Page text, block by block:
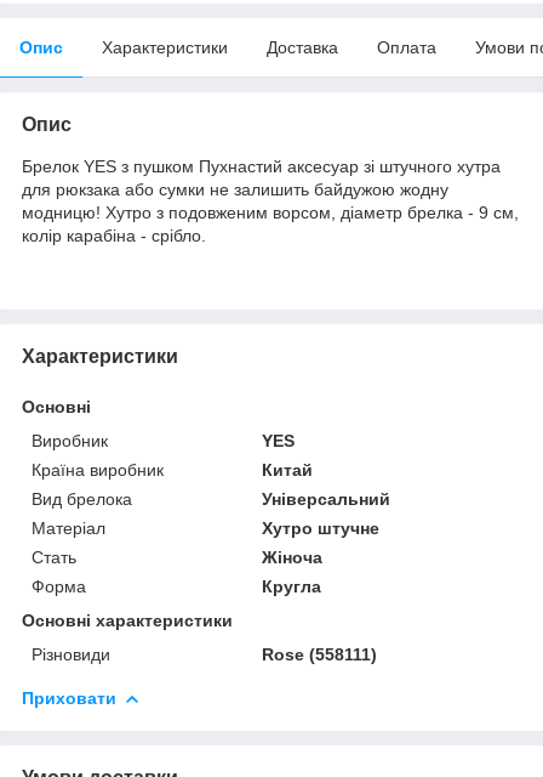
Опис Характеристики Доставка Оплата Умови
Опис
Брелок YES з пушком Пухнастий аксесуар зі штучного хутра
для рюкзака або сумки не залишить байдужою жодну
модницю! Хутро з подовженим ворсом, діаметр брелка - 9 см,
колір карабіна - срібло.
Характеристики
Основні
Виробник
YES
Країна виробник
Китай
Вид брелока
Універсальний
Матеріал
Хутро штучне
Стать
Жіноча
Форма
Кругла
Основні характеристики
Різновиди
Rose (558111)
Приховати